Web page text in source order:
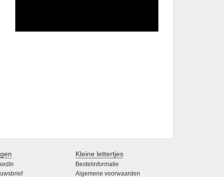
Kleine lettertjes
Bestelinformatie
Algemene voorwaarden